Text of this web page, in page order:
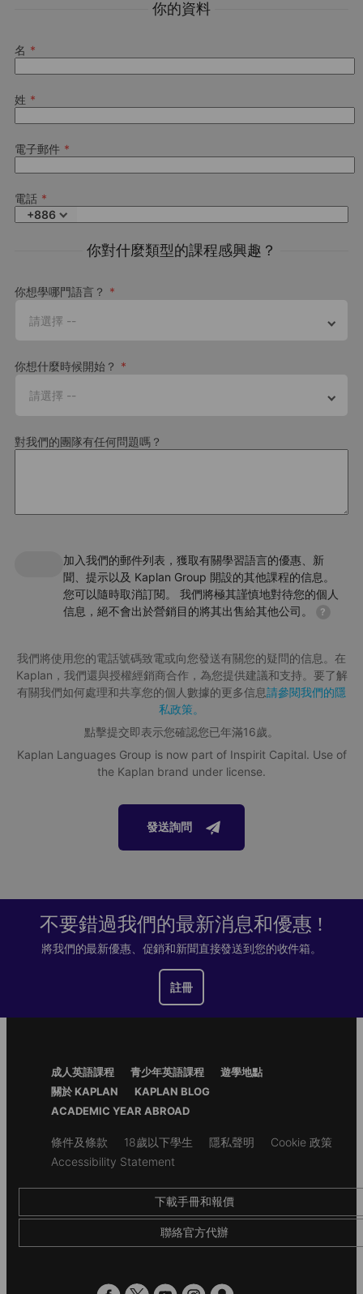
你的資料
名
姓
電子郵件
電話
+886
你對什麼類型的課程感興趣？
你想學哪門語言？
請選擇 --
你想什麼時候開始？
請選擇 --
對我們的團隊有任何問題嗎？
加入我們的郵件列表，獲取有關學習語言的優惠、新
聞、提示以及 Kaplan Group 開設的其他課程的信息。
您可以隨時取消訂閱。 我們將極其謹慎地對待您的個人
信息，絕不會出於營銷目的將其出售給其他公司。
?
我們將使用您的電話號碼致電或向您發送有關您的疑問的信息。在
Kaplan，我們還與授權經銷商合作，為您提供建議和支持。要了解
有關我們如何處理和共享您的個人數據的更多信息請參閱我們的隱
私政策。
點擊提交即表示您確認您已年滿16歲。
Kaplan Languages Group is now part of Inspirit Capital. Use of
the Kaplan brand under license.
發送詢問
不要錯過我們的最新消息和優惠 !
將我們的最新優惠、促銷和新聞直接發送到您的收件箱。
註冊
Footer
Menu
成人英語課程 青少年英語課程
遊學地點
關於 KAPLAN
KAPLAN BLOG
ACADEMIC YEAR ABROAD
Secondary
footer
條件及條款 18歲以下學生 隱私聲明
Cookie 政策
Accessibility Statement
下載手冊和報價
聯絡官方代辦